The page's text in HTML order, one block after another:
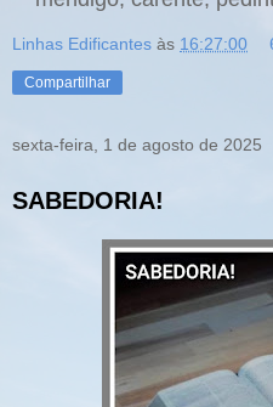
Linhas Edificantes às 16:27:00
Compartilhar
sexta-feira, 1 de agosto de 2025
SABEDORIA!